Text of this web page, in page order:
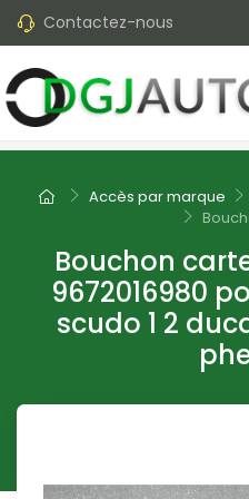
Contactez-nous
Accès par marque
Bouchon
9672016980
scudo 1 2